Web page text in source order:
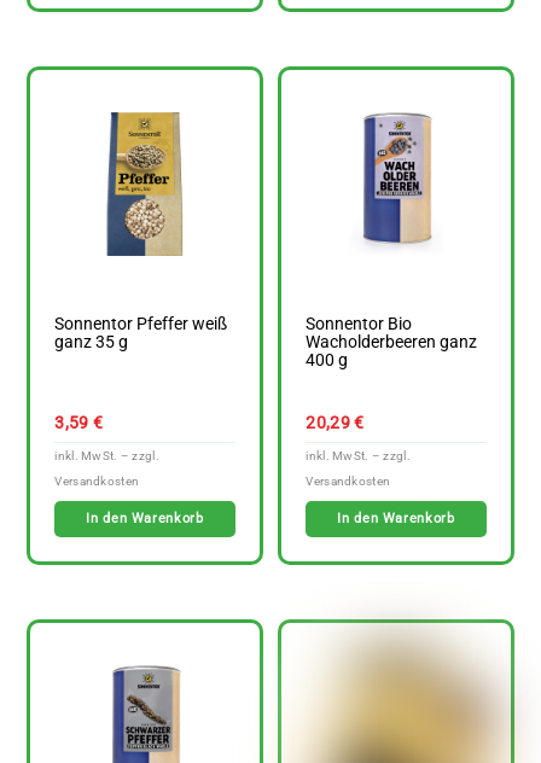
Sonnentor Pfeffer weiß
ganz 35 g
3,59 €
In den Warenkorb
Sonnentor Bio
Wacholderbeeren ganz
400 g
20,29€
In den Warenkorb